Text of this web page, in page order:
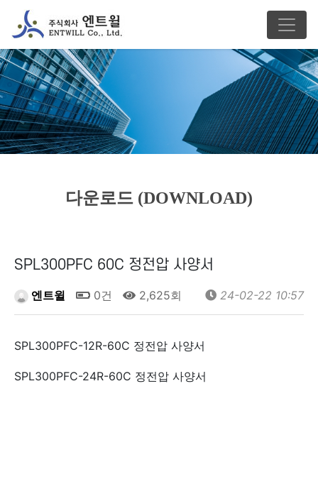
다운로드 (DOWNLOAD)
SPL300PFC 60C 정전압 사양서
엔트윌 0건 2,625회 24-02-22 10:57
SPL300PFC-12R-60C 정전압 사양서
SPL300PFC-24R-60C 정전압 사양서